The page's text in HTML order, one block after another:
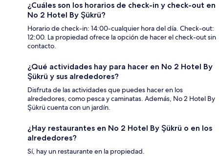
¿Cuáles son los horarios de check-in y check-out en
No 2 Hotel By Şükrü?
Horario de check-in: 14:00-cualquier hora del día. Check-out:
12:00. La propiedad ofrece la opción de hacer el check-out sin
contacto.
¿Qué actividades hay para hacer en No 2 Hotel By
Şükrü y sus alrededores?
Disfruta de las actividades que puedes hacer en los
alrededores, como pesca y caminatas. Además, No 2 Hotel By
Şükrü cuenta con un jardín.
¿Hay restaurantes en No 2 Hotel By Şükrü o en los
alrededores?
Sí, hay un restaurante en la propiedad.